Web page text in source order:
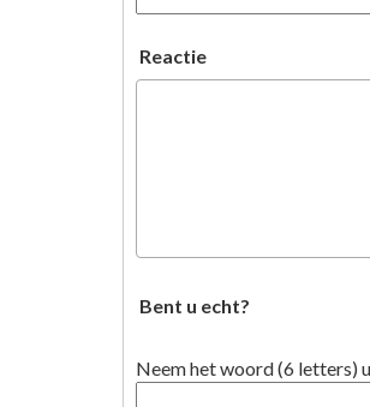
Reactie
Bent u echt?
Neem het woord (6 letters)